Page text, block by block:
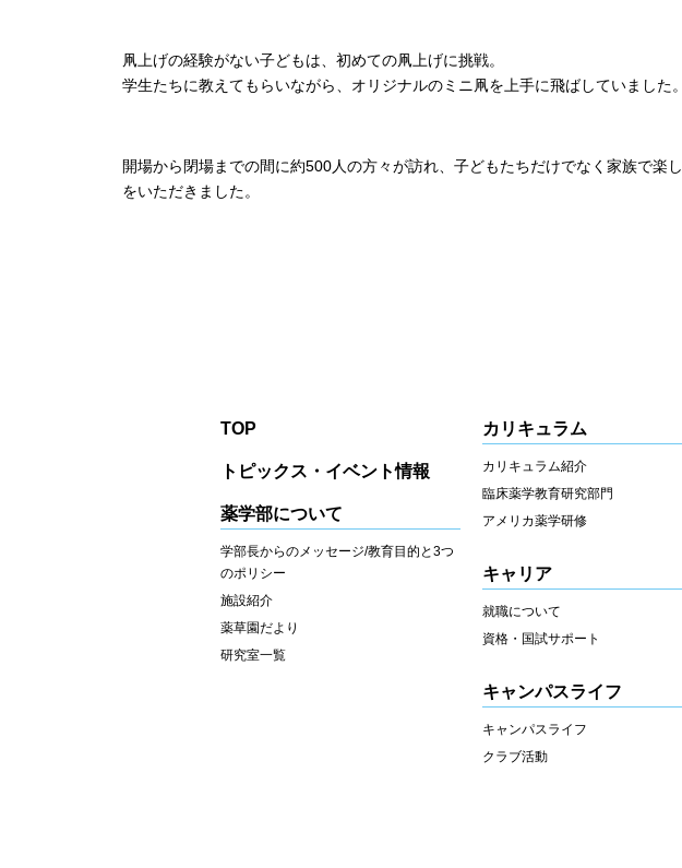
凧上げの経験がない子どもは、初めての凧上げに挑戦。
学生たちに教えてもらいながら、オリジナルのミニ凧を上手に飛ばしていました。
開場から閉場までの間に約500人の方々が訪れ、子どもたちだけでなく家族で
をいただきました。
TOP
トピックス・イベント情報
薬学部について
学部長からのメッセージ/教育目的と3つ
のポリシー
施設紹介
薬草園だより
研究室一覧
カリキュラム
カリキュラム紹介
臨床薬学教育研究部門
アメリカ薬学研修
キャリア
就職について
資格・国試サポート
キャンパスライフ
キャンパスライフ
クラブ活動